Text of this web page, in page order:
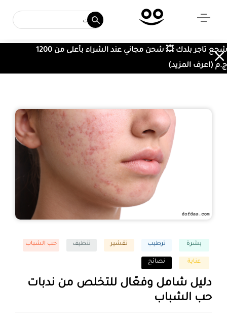
شجع تاجر بلدك 💥 شحن مجاني عند الشراء بأعلى من 1200
ج.م (اعرف المزيد)
بشرة ترطيب تقشير تنظيف حب الشباب
عناية نصائح
دليل شامل وفعّال للتخلص من ندبات
حب الشباب